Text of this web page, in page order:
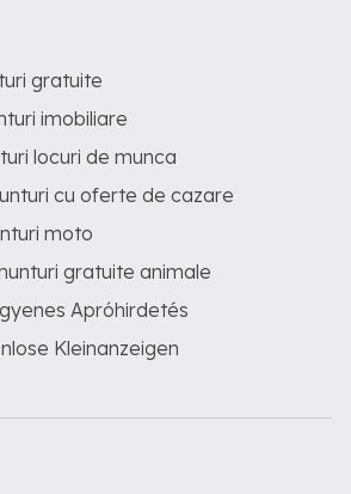
gratuite
imobiliare
locuri de munca
cu oferte de cazare
moto
gratuite animale
Apróhirdetés
Kleinanzeigen